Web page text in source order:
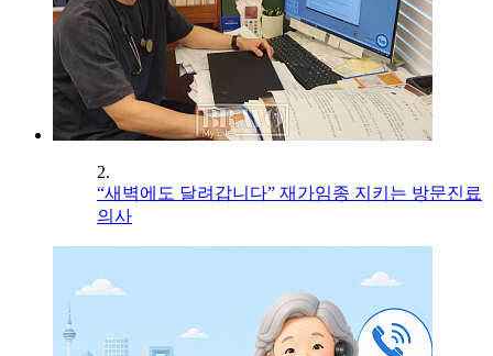
2.
“새벽에도 달려갑니다” 재가임종 지키는 방문진료
의사